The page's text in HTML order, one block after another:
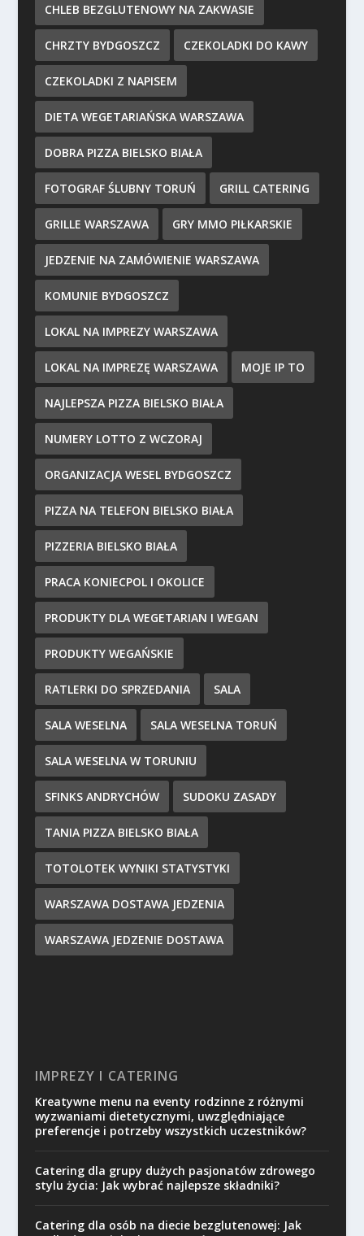
CHLEB BEZGLUTENOWY NA ZAKWASIE
CHRZTY BYDGOSZCZ CZEKOLADKI DO KAWY
CZEKOLADKI Z NAPISEM
DIETA WEGETARIAŃSKA WARSZAWA
DOBRA PIZZA BIELSKO BIAŁA
FOTOGRAF ŚLUBNY TORUŃ GRILL CATERING
GRILLE WARSZAWA GRY MMO PIŁKARSKIE
JEDZENIE NA ZAMÓWIENIE WARSZAWA
KOMUNIE BYDGOSZCZ
LOKAL NA IMPREZY WARSZAWA
LOKAL NA IMPREZĘ WARSZAWA MOJE IP TO
NAJLEPSZA PIZZA BIELSKO BIAŁA
NUMERY LOTTO Z WCZORAJ
ORGANIZACJA WESEL BYDGOSZCZ
PIZZA NA TELEFON BIELSKO BIAŁA
PIZZERIA BIELSKO BIAŁA
PRACA KONIECPOL I OKOLICE
PRODUKTY DLA WEGETARIAN I WEGAN
PRODUKTY WEGAŃSKIE
RATLERKI DO SPRZEDANIA SALA
SALA WESELNA SALA WESELNA TORUŃ
SALA WESELNA W TORUNIU
SFINKS ANDRYCHÓW SUDOKU ZASADY
TANIA PIZZA BIELSKO BIAŁA
TOTOLOTEK WYNIKI STATYSTYKI
WARSZAWA DOSTAWA JEDZENIA
WARSZAWA JEDZENIE DOSTAWA
IMPREZY I CATERING
Kreatywne menu na eventy rodzinne z różnymi
wyzwaniami dietetycznymi, uwzględniające
preferencje i potrzeby wszystkich uczestników?
Catering dla grupy dużych pasjonatów zdrowego
stylu życia: Jak wybrać najlepsze składniki?
Catering dla osób na diecie bezglutenowej: Jak